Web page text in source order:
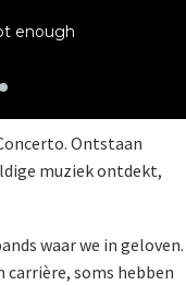
enough
Ontstaan
muziek ontdekt,
waar we in geloven.
carrière, soms hebben